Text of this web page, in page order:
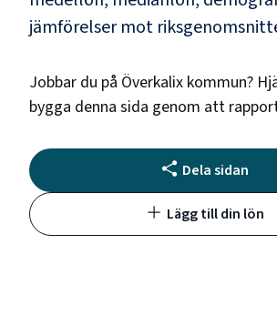
jämförelser mot
Jobbar du på Överkalix kommun?
bygga denna sida genom att
Dela sidan
Lägg till din lön